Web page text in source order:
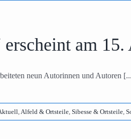
erscheint am
neun Autorinnen und Autoren
,Alfeld & Ortsteile, Sibesse & Ortsteile,